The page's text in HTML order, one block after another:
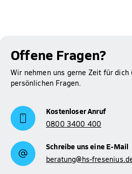
Offene Fragen?
Wir nehmen uns gerne Zeit für
persönlichen Fragen.
Kostenloser Anruf
0800 3400 400
Schreibe uns eine E-Mail
beratung@hs-